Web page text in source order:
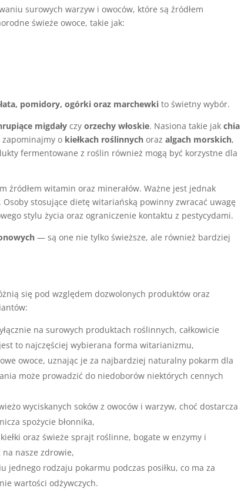
surowych warzyw i owoców, które są źródłem
świeże owoce, takie jak:
pomidory, ogórki oraz marchewki to świetny wybór.
migdały czyorzechy włoskie. Nasiona takie jakchia
zapominajmy o kiełkach roślinnych orazalgach morskich,
fermentowane z roślin również mogą być korzystne dla
źródłem witamin oraz minerałów. Ważne jest jednak
stosujące dietę witariańską powinny zwracać uwagę
stylu życia oraz ograniczenie kontaktu z pestycydami.
— są one nie tylko świeższe, ale również bardziej
się pod względem dozwolonych produktów oraz
na surowych produktach roślinnych, całkowicie
to najczęściej wybierana forma witarianizmu,
owoce, uznając je za najbardziej naturalny pokarm dla
może prowadzić do niedoborów niektórych cennych
wyciskanych soków z owoców i warzyw, choć dostarcza
spożycie błonnika,
oraz świeże sprajt roślinne, bogate w enzymy i
na nasze zdrowie,
jednego rodzaju pokarmu podczas posiłku, co ma za
wartości odżywczych.